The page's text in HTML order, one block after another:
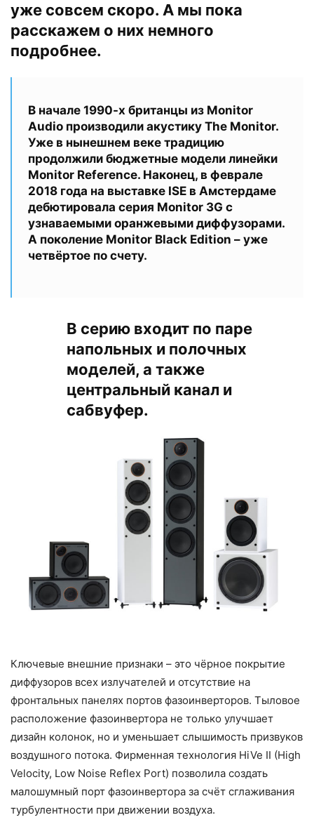
уже совсем скоро. А мы пока
расскажем о них немного
подробнее.
В начале 1990-х британцы из Monitor
Audio производили акустику The Monitor.
Уже в нынешнем веке традицию
продолжили бюджетные модели линейки
Monitor Reference. Наконец, в феврале
2018 года на выставке ISE в Амстердаме
дебютировала серия Monitor 3G с
узнаваемыми оранжевыми диффузорами.
А поколение Monitor Black Edition – уже
четвёртое по счету.
В серию входит по паре
напольных и полочных
моделей, а также
центральный канал и
сабвуфер.
Ключевые внешние признаки – это чёрное покрытие
диффузоров всех излучателей и отсутствие на
фронтальных панелях портов фазоинверторов. Тыловое
расположение фазоинвертора не только улучшает
дизайн колонок, но и уменьшает слышимость призвуков
воздушного потока. Фирменная технология HiVe II (High
Velocity, Low Noise Reflex Port) позволила создать
малошумный порт фазоинвертора за счёт сглаживания
турбулентности при движении воздуха.